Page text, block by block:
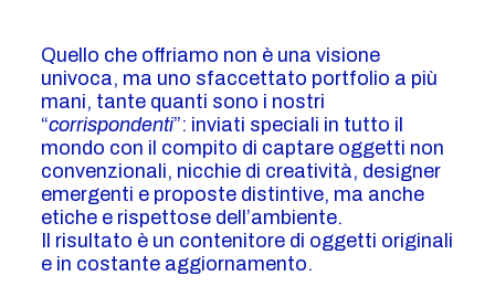
Quello che offriamo non è una visione
univoca, ma uno sfaccettato portfolio a più
mani, tante quanti sono i nostri
“corrispondenti”: inviati speciali in tutto il
mondo con il compito di captare oggetti non
convenzionali, nicchie di creatività, designer
emergenti e proposte distintive, ma anche
etiche e rispettose dell’ambiente.
Il risultato è un contenitore di oggetti originali
e in costante aggiornamento.